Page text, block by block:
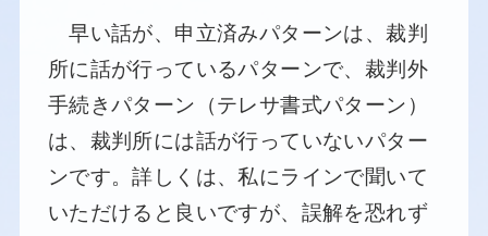
早い話が、申立済みパターンは、裁判
所に話が行っているパターンで、裁判外
手続きパターン（テレサ書式パターン）
は、裁判所には話が行っていないパター
ンです。詳しくは、私にラインで聞いて
いただけると良いですが、誤解を恐れず